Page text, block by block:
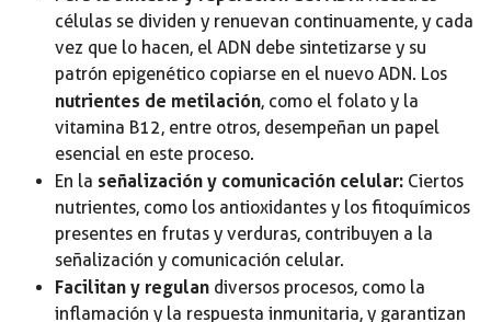
células se dividen y renuevan continuamente, y cada
vez que lo hacen, el ADN debe sintetizarse y su
patrón epigenético copiarse en el nuevo ADN. Los
nutrientes de metilación, como el folato y la
vitamina B12, entre otros, desempeñan un papel
esencial en este proceso.
En la señalización y comunicación celular: Ciertos
nutrientes, como los antioxidantes y los fitoquímicos
presentes en frutas y verduras, contribuyen a la
señalización y comunicación celular.
Facilitan y regulan diversos procesos, como la
inflamación y la respuesta inmunitaria, y garantizan